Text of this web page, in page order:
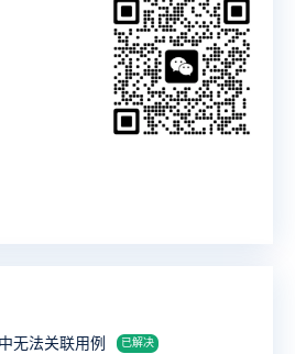
无法关联用例 已解决